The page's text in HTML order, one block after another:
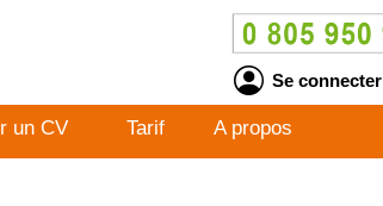
Se connecter
un CV Tarif A propos